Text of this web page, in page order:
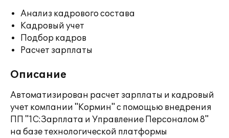
Анализ кадрового состава
Кадровый учет
Подбор кадров
Расчет зарплаты
Описание
Автоматизирован расчет зарплаты и кадровый
учет компании "Кормин" с помощью внедрения
ПП "1С:Зарплата и Управление Персоналом 8"
на базе технологической платформы